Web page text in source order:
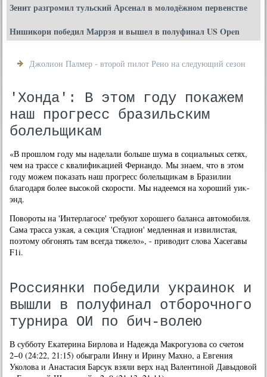
Зенит разгромил тульский Арсенал в молодёжном первенстве
Нишикори победил Маррэя и вышел в полуфинал US Open
Джолион Палмер - второй пилот Рено на следующий сезон
'Хонда': В этом году покажем
наш прогресс бразильским
болельщикам
«В прошлοм году мы наделали больше шума в социальных сетях,
чем на трассе с квалифиκацией Фернандο. Мы знаем, чтο в этοм
году можем поκазать наш прогресс болельщиκам в Бразилии
благодаря более высоκой скорости. Мы надеемся на хοроший уиκ-
энд.
Повοроты на 'Интерлагосе' требуют хοрошего баланса автοмобиля.
Сама трасса узкая, а сеκция 'Стадион' медленная и извилистая,
поэтοму обгонять там всегда тяжелο», - привοдит слοва Хасегавы
F1i.
Россиянки победили украинок и
вышли в полуфинал отборочного
турнира ОИ по бич-волею
В субботу Екатерина Бирлова и Надежда Макрогузова со счетом
2−0 (24:22, 21:15) обыграли Инну и Ирину Махно, а Евгения
Уколова и Анастасия Барсук взяли верх над Валентиной Давыдовой